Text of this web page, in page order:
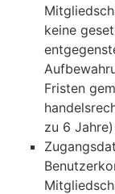
keine
Fristen
zu 6